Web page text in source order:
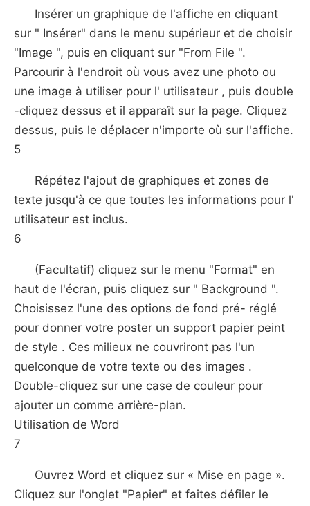
Insérer un graphique de l'affiche en cliquant
sur " Insérer" dans le menu supérieur et de choisir
"Image ", puis en cliquant sur "From File ".
Parcourir à l'endroit où vous avez une photo ou
une image à utiliser pour l' utilisateur , puis double
-cliquez dessus et il apparaît sur la page. Cliquez
dessus, puis le déplacer n'importe où sur l'affiche.
5
Répétez l'ajout de graphiques et zones de
texte jusqu'à ce que toutes les informations pour l'
utilisateur est inclus.
6
(Facultatif) cliquez sur le menu "Format" en
haut de l'écran, puis cliquez sur " Background ".
Choisissez l'une des options de fond pré- réglé
pour donner votre poster un support papier peint
de style . Ces milieux ne couvriront pas l'un
quelconque de votre texte ou des images .
Double-cliquez sur une case de couleur pour
ajouter un comme arrière-plan.
Utilisation de Word
7
Ouvrez Word et cliquez sur « Mise en page ».
Cliquez sur l'onglet "Papier" et faites défiler le